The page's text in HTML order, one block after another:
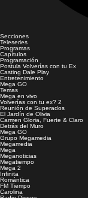
Secciones
Teleseries
Programas
Capítulos
Programación
Postula Volverías con tu Ex
Casting Dale Play
Entretenimiento
Mega GO
Temas
Mega en vivo
Volverías con tu ex? 2
Reunión de Superados
El Jardín de Olivia
Carmen Gloria, Fuerte & Claro
Detrás del Muro
Mega GO
Grupo Megamedia
Megamedia
Mega
Meganoticias
Megatiempo
Mega 2
Infinita
Romántica
FM Tiempo
Carolina